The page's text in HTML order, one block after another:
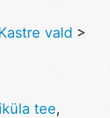
vald >
tee,